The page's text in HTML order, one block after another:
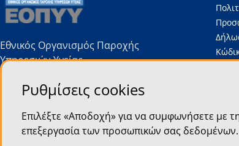
Εθνικός Οργανισμός Παροχής
Υπηρεσιών Υγείας
Νέα
Ρυθμίσεις cookies
Επιλέξτε «Αποδοχή» για να συμφωνήσετε με
επεξεργασία των προσωπικών σας δεδομένων.